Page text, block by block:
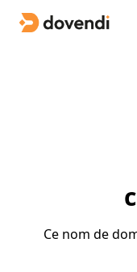
Ce nom de